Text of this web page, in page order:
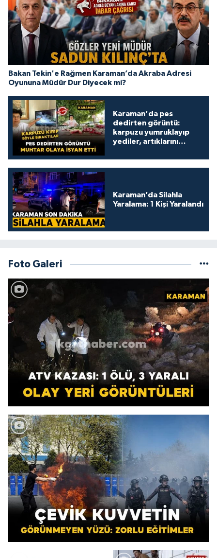
Bakan Tekin'e Rağmen Karaman’da Akraba Adresi
Oyununa Müdür Dur Diyecek mi?
Karaman'da pes
dedirten görüntü:
karpuzu yumruklayıp
yediler, artıklarını
Karaman’da Silahla
Yaralama: 1 Kişi Yaralandı
Foto Galeri